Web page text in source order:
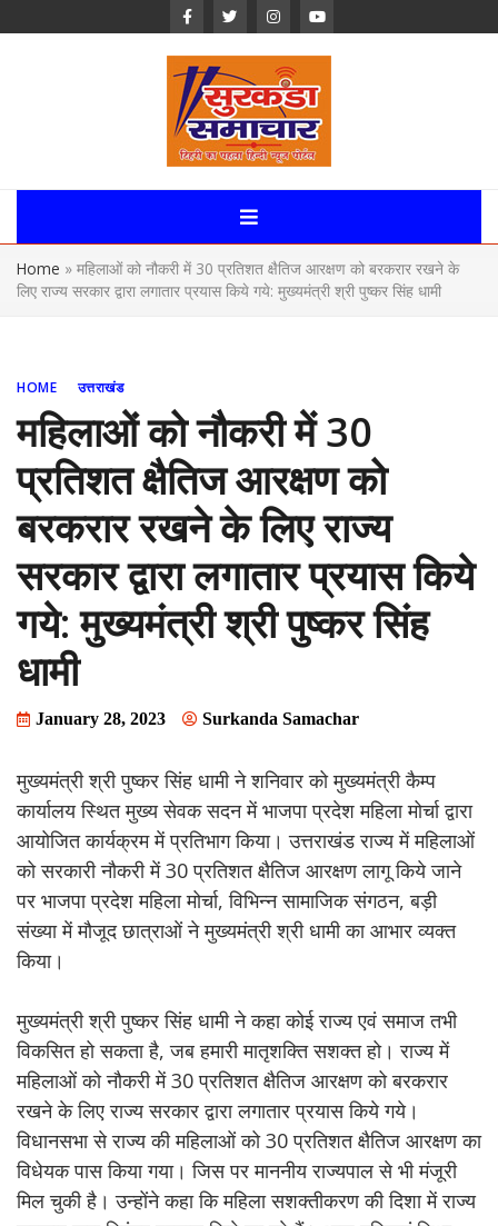
Surkanda
Samachar:
Uttarakhand,
Home » महिलाओं को नौकरी में 30 प्रतिशत क्षैतिज आरक्षण को बरकरार रखने के
लिए राज्य सरकार द्वारा लगातार प्रयास किये गये: मुख्यमंत्री श्री पुष्कर सिंह धामी
HOME उत्तराखंड
महिलाओं को नौकरी में 30
प्रतिशत क्षैतिज आरक्षण को
बरकरार रखने के लिए राज्य
सरकार द्वारा लगातार प्रयास किये
गये: मुख्यमंत्री श्री पुष्कर सिंह
धामी
January 28, 2023 Surkanda Samachar
मुख्यमंत्री श्री पुष्कर सिंह धामी ने शनिवार को मुख्यमंत्री कैम्प
कार्यालय स्थित मुख्य सेवक सदन में भाजपा प्रदेश महिला मोर्चा द्वारा
आयोजित कार्यक्रम में प्रतिभाग किया। उत्तराखंड राज्य में महिलाओं
को सरकारी नौकरी में 30 प्रतिशत क्षैतिज आरक्षण लागू किये जाने
पर भाजपा प्रदेश महिला मोर्चा, विभिन्न सामाजिक संगठन, बड़ी
संख्या में मौजूद छात्राओं ने मुख्यमंत्री श्री धामी का आभार व्यक्त
किया।
मुख्यमंत्री श्री पुष्कर सिंह धामी ने कहा कोई राज्य एवं समाज तभी
विकसित हो सकता है, जब हमारी मातृशक्ति सशक्त हो। राज्य में
महिलाओं को नौकरी में 30 प्रतिशत क्षैतिज आरक्षण को बरकरार
रखने के लिए राज्य सरकार द्वारा लगातार प्रयास किये गये।
विधानसभा से राज्य की महिलाओं को 30 प्रतिशत क्षैतिज आरक्षण का
विधेयक पास किया गया। जिस पर माननीय राज्यपाल से भी मंजूरी
मिल चुकी है। उन्होंने कहा कि महिला सशक्तीकरण की दिशा में राज्य